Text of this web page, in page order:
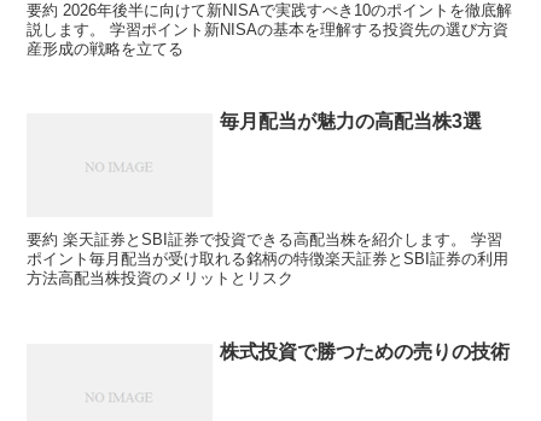
要約 2026年後半に向けて新NISAで実践すべき10のポイントを徹底解
説します。 学習ポイント新NISAの基本を理解する投資先の選び方資
産形成の戦略を立てる
毎月配当が魅力の高配当株3選
要約 楽天証券とSBI証券で投資できる高配当株を紹介します。 学習
ポイント毎月配当が受け取れる銘柄の特徴楽天証券とSBI証券の利用
方法高配当株投資のメリットとリスク
株式投資で勝つための売りの技術